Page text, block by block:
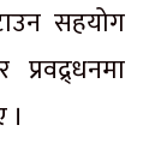
सहयोग